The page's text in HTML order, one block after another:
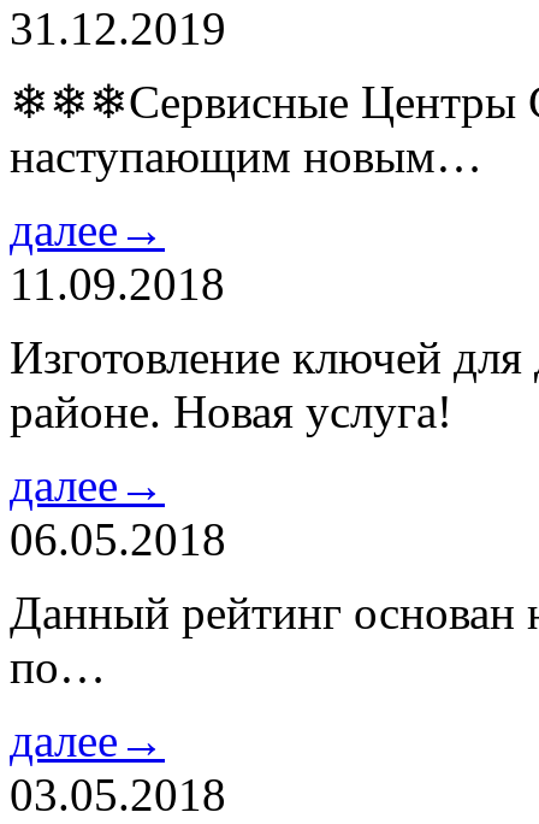
31.12.2019
❄❄❄Сервисные Центры
наступающим новым…
далее→
11.09.2018
Изготовление ключей
районе. Новая услуга!
далее→
06.05.2018
Данный рейтинг основан
по…
далее→
03.05.2018